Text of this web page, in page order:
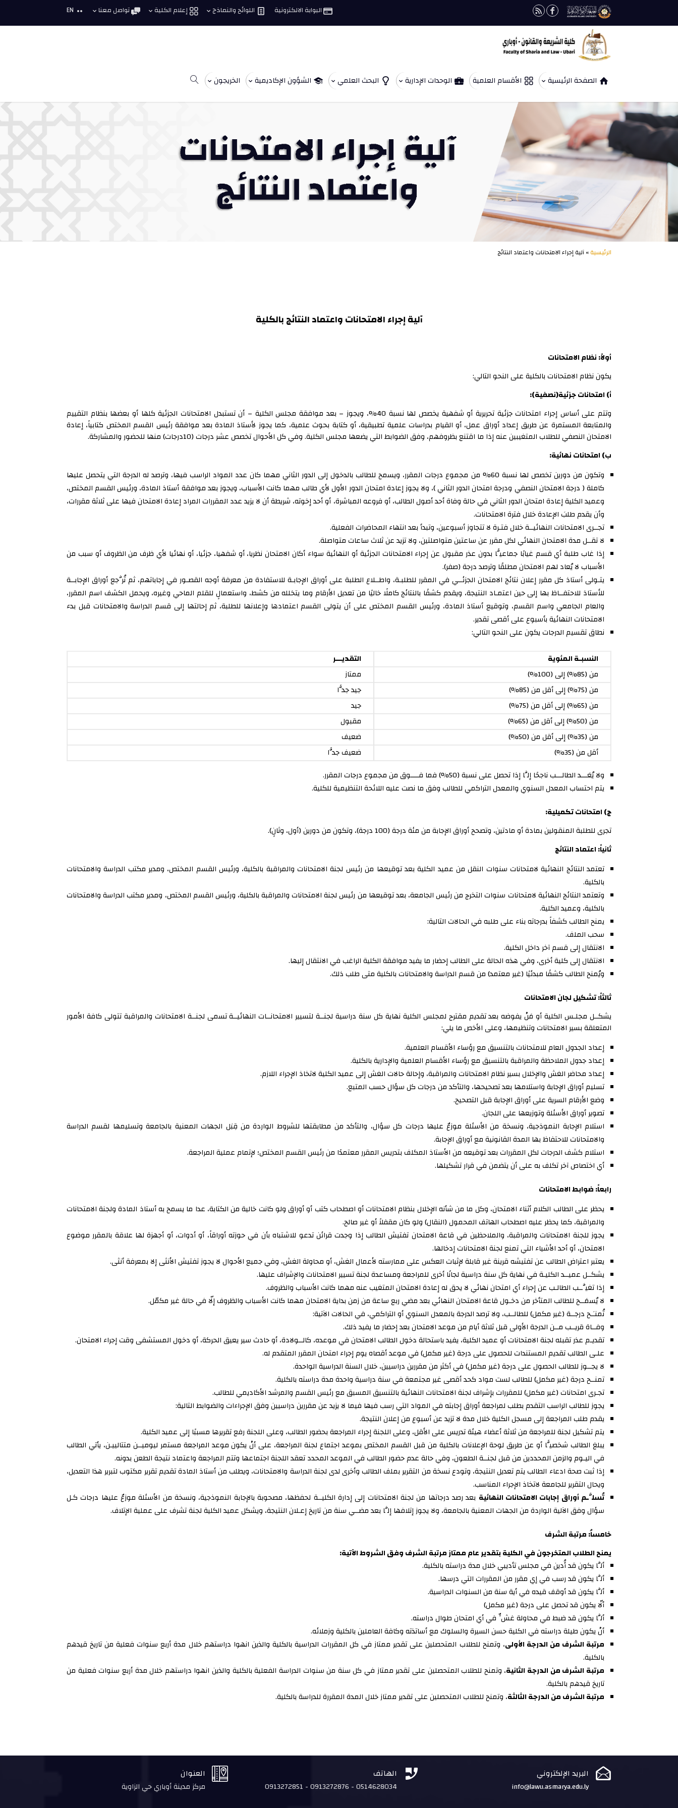
البوابة الالكترونية اللوائح والنماذج إعلام الكلية تواصل معنا EN
الصفحة الرئيسية الأقسام العلمية الوحدات الإدارية البحث العلمي الشؤون الإكاديمية الخريجون
الرئيسية» آلية إجراء الامتحانات واعتماد النتائج
آلية إجراء الامتحانات واعتماد النتائج بالكلية
أولاً: نظام الامتحانات
يكون نظام الامتحانات بالكلية على النحو التالي:
أ) امتحانات جزئية(نصفية):
وتتم على أساس إجراء امتحانات جزئية تحريرية أو شفهية يخصص لها نسبة 40%، ويجوز – بعد موافقة مجلس الكلية – أن تستبدل الامتحانات الجزئية كلها أو بعضها بنظام التقييم
والمتابعة المستمرة عن طريق إعداد أوراق عمل، أو القيام بدراسات علمية تطبيقية، أو كتابة بحوث علمية، كما يجوز لأستاذ المادة بعد موافقة رئيس القسم المختص كتابياً، إعادة
الامتحان النصفي للطلاب المتغيبين عنه إذا ما اقتنع بظروفهم، وفق الضوابط التي يضعها مجلس الكلية. وفي كل الأحوال تخصص عشر درجات (10درجات) منها للحضور والمشاركة.
ب) امتحانات نهائية:
وتكون من دورين تخصص لها نسبة 60% من مجموع درجات المقرر، ويسمح للطالب بالدخول إلى الدور الثاني مهما كان عدد المواد الراسب فيها، وترصد له الدرجة التي يتحصل عليها
كاملة ( درجة الامتحان النصفي ودرجة امتحان الدور الثاني )، ولا يجوز إعادة امتحان الدور الأول لأي طالب مهما كانت الأسباب، ويجوز بعد موافقة أستاذ المادة، ورئيس القسم المختص،
وعميد الكلية إعادة امتحان الدور الثاني في حالة وفاة أحد أصول الطالب، أو فروعه المباشرة، أو أحد إخوته، شريطة أن لا يزيد عدد المقررات المراد إعادة الامتحان فيها على ثلاثة مقررات،
وأن يقدم طلبَ الإعادة خلال فترة الامتحانات.
تجــرى الامتحانات النهائيــة خلال فتـرة لا تتجاوز أسبوعين، وتبدأ بعد انتهاء المحاضرات الفعلية.
لا تقــل مدة الامتحان النهائي لكل مقرر عن ساعتين متواصلتين، ولا تزيد عن ثلاث ساعات متواصلة.
إذا غاب طلبة أي قسم غيابًا جماعيًّا بدون عذر مقبول عن إجراء الامتحانات الجزئية أو النهائية سواء أكان الامتحان نظريا، أو شفهيا، جزئيا، أو نهائيا لأي ظرف من الظروف أو سبب من
الأسباب لا يُعاد لهم الامتحان مطلقًا وترصد درجة (صفر).
يتـولى أستاذ كل مقرر إعلان نتائج الامتحان الجزئــي في المقرر للطلبـة، واطــلاع الطلبة على أوراق الإجابـة للاستفادة من معرفة أوجه القصـور في إجاباتهم، ثم تُرَّجع أوراق الإجابــة
للأستاذ للاحتفــاظ بها إلى حين اعتمـاد النتيجة، ويقدم كشفًا بالنتائج كاملًا خاليًا من تعديل الأرقام وما يتخلله من كشط، واستعمالٍ للقلم الماحي وغيره، ويحمل الكشف اسم المقرر،
والعام الجامعي واسم القسم، وتوقيع أستاذ المادة، ورئيس القسم المختص على أن يتولى القسم اعتمادها وإعلانها للطلبة، ثم إحالتها إلى قسم الدراسة والامتحانات قبل بدء
الامتحانات النهائية بأسبوع على أقصى تقدير.
نطاق تقسيم الدرجات يكون على النحو التالي:
النسبـة المئوية
التقديـــر
من (85%) إلى (100%)
ممتاز
من (75%) إلى أقل من (85%)
جيد جدًّا
من (65%) إلى أقل من (75%)
جيد
من (50%) إلى أقل من (65%)
مقبول
من (35%) إلى أقل من (50%)
ضعيف
أقل من (35%)
ضعيف جدًّا
ولا يُعَـــد الطالـــب ناجحًا إلَّا إذا تحصل على نسبة (50%) فما فــــوق من مجموع درجات المقرر.
يتم احتساب المعدل السنوي والمعدل التراكمي للطالب وفق ما نصت عليه اللائحة التنظيمية للكلية.
ج) امتحانات تكميلية:
تجرى للطلبة المنقولين بمادة أو مادتين، وتصحح أوراق الإجابة من مئة درجة (100 درجة)، وتكون من دورين (أول، وثانٍ).
ثانياً: اعتماد النتائج
تعتمد النتائج النهائية لامتحانات سنوات النقل من عميد الكلية بعد توقيعها من رئيس لجنة الامتحانات والمراقبة بالكلية، ورئيس القسم المختص، ومدير مكتب الدراسة والامتحانات
بالكلية.
وتعتمد النتائج النهائية لامتحانات سنوات التخرج من رئيس الجامعة، بعد توقيعها من رئيس لجنة الامتحانات والمراقبة بالكلية، ورئيس القسم المختص، ومدير مكتب الدراسة والامتحانات
بالكلية، وعميد الكلية.
يمنح الطالب كشفاً بدرجاته بناء على طلبه في الحالات التالية:
سحب الملف.
الانتقال إلى قسم آخر داخل الكلية.
الانتقال إلى كلية أخرى، وفي هذه الحالة على الطالب إحضار ما يفيد موافقة الكلية الراغب في الانتقال إليها.
ويُمنح الطالب كشفًا مبدئيًا (غير معتمد) من قسم الدراسة والامتحانات بالكلية متى طلب ذلك.
ثالثاً: تشكيل لجان الامتحانات
يشكــل مجلـس الكلية أو مَنْ يفوضه بعد تقديم مقترح لمجلس الكلية نهاية كل سنة دراسية لجنــة لتسيير الامتحانــات النهائيــة تسمى لجنــة الامتحانات والمراقبة تتولى كافة الأمور
المتعلقة بسير الامتحانات وتنظيمها، وعلى الأخص ما يلي:
إعداد الجدول العام للامتحانات بالتنسيق مع رؤساء الأقسام العلمية.
إعداد جدول الملاحظة والمراقبة بالتنسيق مع رؤساء الأقسام العلمية والإدارية بالكلية.
إعداد محاضر الغش والإخلال بسير نظام الامتحانات والمراقبة، وإحالة حالات الغش إلى عميد الكلية لاتخاذ الإجراء اللازم.
تسليم أوراق الإجابة واستلامها بعد تصحيحها، والتأكد من درجات كل سؤال حسب المتبع.
وضع الأرقام السرية على أوراق الإجابة قبل التصحيح.
تصوير أوراق الأسئلة وتوزيعها على اللجان.
استلام الإجابة النموذجية، ونسخة من الأسئلة موزعٌ عليها درجات كل سؤال، والتأكد من مطابقتها للشروط الواردة من قِبَل الجهات المعنية بالجامعة وتسليمها لقسم الدراسة
والامتحانات للاحتفاظ بها المدة القانونية مع أوراق الإجابة.
استلام كشف الدرجات لكل المقررات بعد توقيعه من الأستاذ المكلف بتدريس المقرر معتمدًا من رئيس القسم المختص؛ لإتمام عملية المراجعة.
أي اختصاص آخر تكلف به على أن يتضمن في قرار تشكيلها.
رابعاً: ضوابط الامتحانات
يحظر على الطالب الكلام أثناء الامتحان، وكل ما من شأنه الإخلال بنظام الامتحانات أو اصطحاب كتب أو أوراق ولو كانت خالية من الكتابة، عدا ما يسمح به أستاذ المادة ولجنة الامتحانات
والمراقبة، كما يحظر عليه اصطحاب الهاتف المحمول (النقال) ولو كان مقفلاً أو غير صالح.
يجوز للجنة الامتحانات والمراقبة، والملاحظين في قاعة الامتحان تفتيش الطالب إذا وجدت قرائن تدعو للاشتباه بأن في حوزته أوراقاً، أو أدوات، أو أجهزة لها علاقة بالمقرر موضوع
الامتحان، أو أحد الأشياء التي تمنع لجنة الامتحانات إدخالها.
يعتبر اعتراض الطالب عن تفتيشه قرينة غير قابلة لإثبات العكس على ممارسته لأعمال الغش، أو محاولة الغش، وفي جميع الأحوال لا يجوز تفتيش الأنثى إلا بمعرفة أنثى.
يشكــل عميــد الكليـة في نهاية كل سنة دراسية لجانًا أخرى للمراجعة ومساعدة لجنة تسيير الامتحانات والإشراف عليها.
إذا تغيَّــب الطالـب عن إجراء أي امتحان نهائي لا يحق له إعادة الامتحان المتغيب عنه مهما كانت الأسباب والظروف.
لا يُسمَــح للطالب المتأخر من دخـول قاعة الامتحان النهائي بعد مضي ربع ساعة من زمن بداية الامتحان مهما كانت الأسباب والظروف إلّا في حالة غير مكمّل.
تُمنـَـح درجــة (غير مكمل) للطالــب، ولا ترصد الدرجة بالمعدل السنوي أو التراكمي، في الحالات الآتية:
وفــاة قريــب مــن الدرجة الأولى قبل ثلاثة أيام من موعد الامتحان بعد إحضار ما يفيد ذلك.
تقديـم عذر تقبله لجنة الامتحانات أو عميد الكلية، يفيد باستحالة دخول الطالب الامتحان في موعده، كالــولادة، أو حادث سير يعيق الحركة، أو دخول المستشفى وقت إجراء الامتحان.
علـى الطالب تقديم المستندات للحصول على درجة (غير مكمل) في موعد أقصاه يوم إجراء امتحان المقرر المتقدم له.
لا يجــوز للطالب الحصول على درجة (غير مكمل) في أكثر من مقررين دراسيين، خلال السنة الدراسية الواحدة.
تمنــح درجة (غير مكمل) للطالب لست مواد كحد أقصى غير مجتمعة في سنة دراسية واحدة مدة دراسته بالكلية.
تجـرى امتحانات (غير مكمل) للمقررات بإشراف لجنة الامتحانات النهائية بالتنسيق المسبق مع رئيس القسم والمرشد الأكاديمي للطالب.
يجوز للطالب الراسب التقدم بطلب لمراجعة أوراق إجابته في المواد التي رسب فيها فيما لا يزيد عن مقررين دراسيين وفق الإجراءات والضوابط التالية:
يقدم طلب المراجعة إلى مسجل الكلية خلال مدة لا تزيد عن أسبوع من إعلان النتيجة.
يتم تشكيل لجنة للمراجعة من ثلاثة أعضاء هيئة تدريس على الأقل، وعلى اللجنة إجراء المراجعة بحضور الطالب، وعلى اللجنة رفع تقريرها مسببًا إلى عميد الكلية.
يبلغ الطالب شخصيًّا أو عن طريق لوحة الإعلانات بالكلية من قبل القسم المختص بموعد اجتماع لجنة المراجعة، على أنْ يكون موعد المراجعة مستمر ليوميــن متتالييـن، يأتي الطالب
في اليـوم والزمن المحددين من قبل لجنــة الطعون، وفي حالة عدم حضور الطالب في الموعد المحدد تعقد اللجنة اجتماعها وتتم المراجعة واعتماد نتيجة الطعن بدونه.
إذا ثبت صحة ادعاء الطالب يتم تعديل النتيجة، وتودع نسخة من التقرير بملف الطالب وأخرى لدى لجنة الدراسة والامتحانات، ويطلب من أستاذ المادة تقديم تقرير مكتوب لتبرير هذا التعديل،
ويحال التقرير للجامعة لاتخاذ الإجراء المناسب.
تُسلَّـم أوراق إجابات الامتحانات النهائية بعد رصد درجاتها من لجنة الامتحانات إلى إدارة الكليــة لحفظها، مصحوبة بالإجابة النموذجية، ونسخة من الأسئلة موزعٌ عليها درجات كـل
سؤال وفق الآلية الواردة من الجهات المعنية بالجامعة، ولا يجوز إتلافها إلَّا بعد مضــي سنة من تاريخ إعـلان النتيجة، ويشكل عميد الكلية لجنة تشرف على عملية الإتلاف.
خامساُ: مرتبة الشرف
يمنح الطلاب المتخرجون في الكلية بتقدير عام ممتاز مرتبة الشرف وفق الشروط الآتية:
ألَّا يكون قد أُدين في مجلس تأديبي خلال مدة دراسته بالكلية.
ألَّا يكون قد رسب في إي مقرر من المقررات التي درسها.
ألَّا يكون قد أوقف قيده في أية سنة من السنوات الدراسية.
ألّا يكون قد تحصل على درجة (غير مكمل)
ألَّا يكون قد ضبط في محاولة غشٍّ في أي امتحان طوال دراسته.
أنْ يكون طيلة دراسته في الكلية حسن السيرة والسلوك مع أساتذته وكافة العاملين بالكلية وزملائه.
مرتبة الشرف من الدرجة الأولى، وتمنح للطلاب المتحصلين على تقدير ممتاز في كل المقررات الدراسية بالكلية والذين انهوا دراستهم خلال مدة أربع سنوات فعلية من تاريخ قيدهم
بالكلية.
مرتبة الشرف من الدرجة الثانية، وتمنح للطلاب المتحصلين على تقدير ممتاز في كل سنة من سنوات الدراسة الفعلية بالكلية والذين انهوا دراستهم خلال مدة أربع سنوات فعلية من
تاريخ قيدهم بالكلية.
مرتبة الشرف من الدرجة الثالثة، وتمنح للطلاب المتحصلين على تقدير ممتاز خلال المدة المقررة للدراسة بالكلية.
 البريد الإلكتروني
info@lawu.asmarya.edu.ly
 الهاتف
0913272851 - 0913272876 - 0514628034
 العنوان
مركز مدينة أوباري حي الزاوية